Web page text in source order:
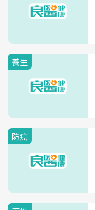
養生
防癌